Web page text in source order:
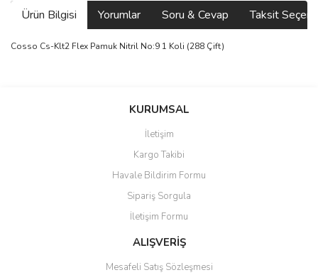
Ürün Bilgisi Yorumlar Soru & Cevap Taksit
Cosso Cs-Klt2 Flex Pamuk Nitril No:9 1 Koli (288 Çift)
Bu ürüne ilk yorumu siz yapın!
Ürün hakkında henüz soru sorulmamış.
Ürün resmi kalitesiz, bozuk veya görüntülenemiyor.
Ürün açıklamasında eksik bilgiler bulunuyor.
Ürün bilgilerinde hatalar bulunuyor.
Ürün fiyatı diğer sitelerden daha pahalı.
Bu ürüne benzer farklı alternatifler olmalı.
KURUMSAL
İletişim
Kargo Takibi
Havale Bildirim Formu
Sipariş Sorgula
İletişim Formu
ALIŞVERİŞ
Mesafeli Satış Sözleşmesi